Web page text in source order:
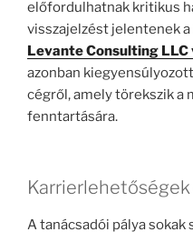
előfordulhatnak kritikus
visszajelzést jelentenek
Levante Consulting LLC
azonban
cégről, amely törekszik a
fenntartására.
A tanácsadói pálya sokak